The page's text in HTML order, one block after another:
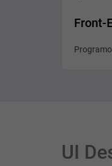
Front-
UI